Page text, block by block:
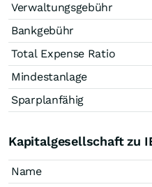
Verwaltungsgebühr
Bankgebühr
Total Expense Ratio
Mindestanlage
Sparplanfähig
Kapitalgesellschaft zu
Name